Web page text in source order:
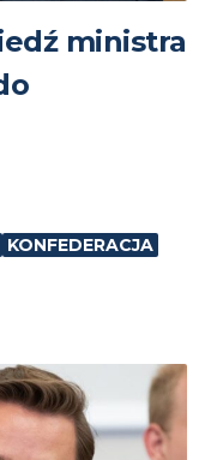
ministra
KONFEDERACJA